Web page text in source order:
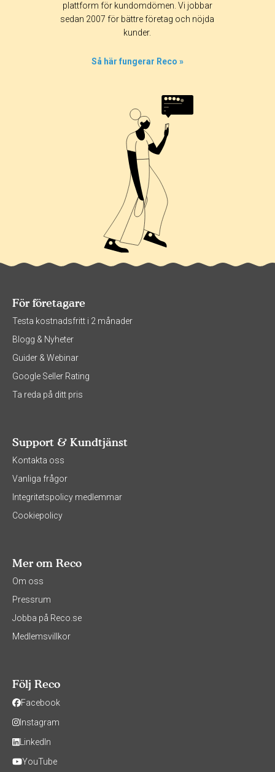
plattform för kundomdömen. Vi jobbar
sedan 2007 för bättre företag och nöjda
kunder.
Så här fungerar Reco »
För företagare
Testa kostnadsfritt i 2 månader
Blogg & Nyheter
Guider & Webinar
Google Seller Rating
Ta reda på ditt pris
Support & Kundtjänst
Kontakta oss
Vanliga frågor
Integritetspolicy medlemmar
Cookiepolicy
Mer om Reco
Om oss
Pressrum
Jobba på Reco.se
Medlemsvillkor
Följ Reco
Facebook
Instagram
LinkedIn
YouTube